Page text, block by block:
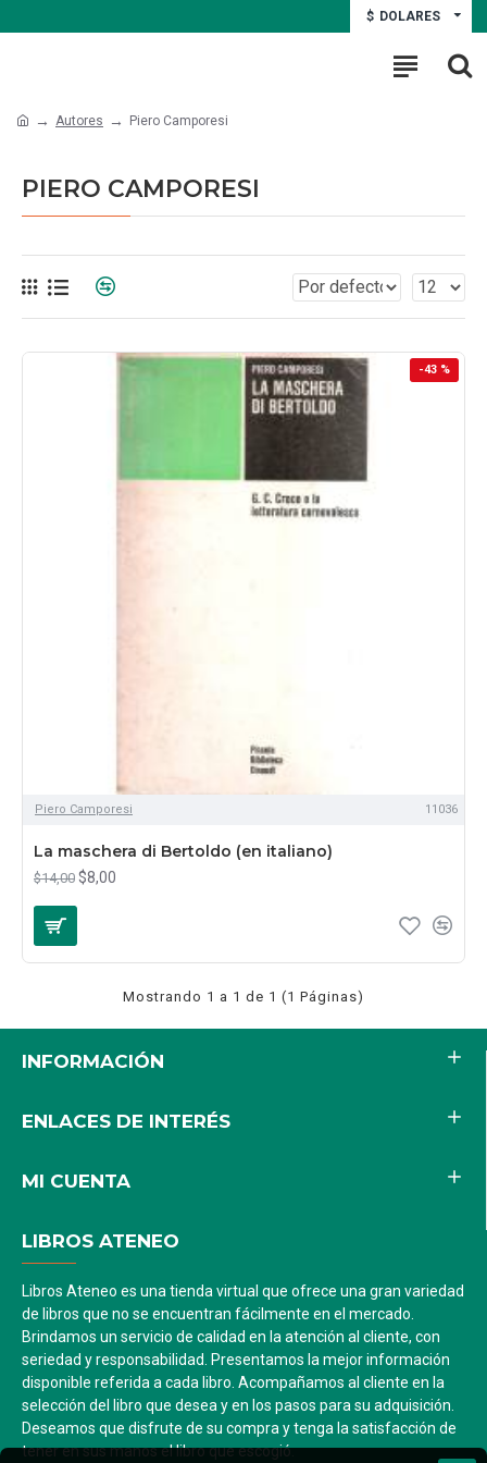
$ DOLARES
Autores Piero Camporesi
PIERO CAMPORESI
-43 %
Piero Camporesi 11036
La maschera di Bertoldo (en italiano)
$14,00 $8,00
Mostrando 1 a 1 de 1 (1 Páginas)
INFORMACIÓN
ENLACES DE INTERÉS
MI CUENTA
LIBROS ATENEO
Libros Ateneo es una tienda virtual que ofrece una gran variedad
de libros que no se encuentran fácilmente en el mercado.
Brindamos un servicio de calidad en la atención al cliente, con
seriedad y responsabilidad. Presentamos la mejor información
disponible referida a cada libro. Acompañamos al cliente en la
selección del libro que desea y en los pasos para su adquisición.
Deseamos que disfrute de su compra y tenga la satisfacción de
tener en sus manos el libro que escogió.